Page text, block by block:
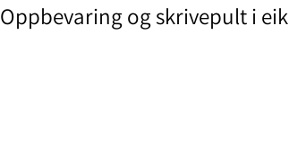
Oppbevaring og skrivepult i eik